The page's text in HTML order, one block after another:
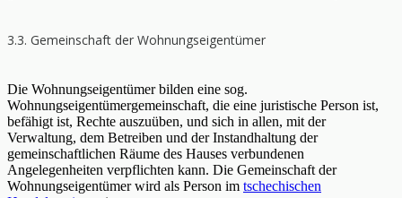
3.3. Gemeinschaft der Wohnungseigentümer
Die Wohnungseigentümer bilden eine sog.
Wohnungseigentümergemeinschaft, die eine juristische Person ist,
befähigt ist, Rechte auszuüben, und sich in allen, mit der
Verwaltung, dem Betreiben und der Instandhaltung der
gemeinschaftlichen Räume des Hauses verbundenen
Angelegenheiten verpflichten kann. Die Gemeinschaft der
Wohnungseigentümer wird als Person im tschechischen